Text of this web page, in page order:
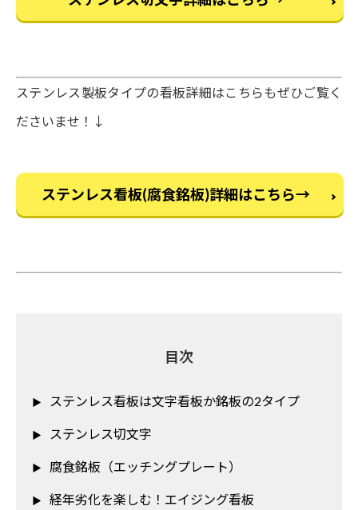
ステンレス製板タイプの看板詳細はこちらもぜひご覧く
ださいませ！↓
ステンレス看板(腐食銘板)詳細はこちら→
目次
ステンレス看板は文字看板か銘板の2タイプ
ステンレス切文字
腐食銘板（エッチングプレート）
経年劣化を楽しむ！エイジング看板